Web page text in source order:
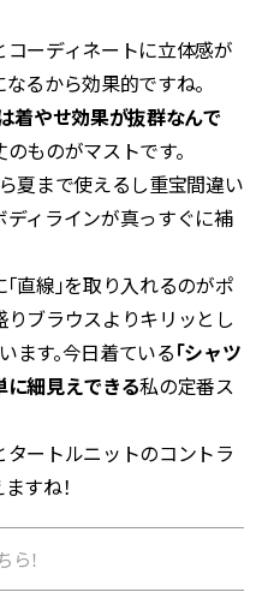
ーディネートに立体感が
るから効果的ですね。
着やせ効果が抜群なんで
ものがマストです。
夏まで使えるし重宝間違い
ディラインが真っすぐに補
直線」を取り入れるのがポ
りブラウスよりキリッとし
ます。今日着ている「シャツ
に細見えできる私の定番ス
ートルニットのコントラ
すね！
！